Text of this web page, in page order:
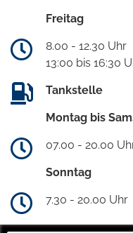
Freitag
8.00 - 12.30 Uhr
13:00 bis 16:30
Tankstelle
Montag bis
07.00 - 20.00
Sonntag
7.30 - 20.00 Uhr